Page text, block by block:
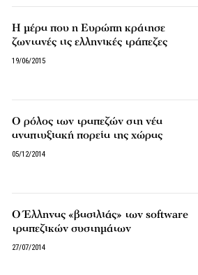
Η μέρα που η Ευρώπη κράτησε
ζωντανές τις ελληνικές τράπεζες
19/06/2015
Ο ρόλος των τραπεζών στη νέα
αναπτυξιακή πορεία της χώρας
05/12/2014
Ο Έλληνας «βασιλιάς» των software
τραπεζικών συστημάτων
27/07/2014